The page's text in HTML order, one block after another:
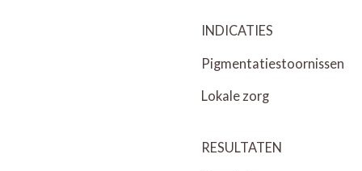
INDICATIES
Pigmentatiestoornissen
Lokale zorg
RESULTATEN